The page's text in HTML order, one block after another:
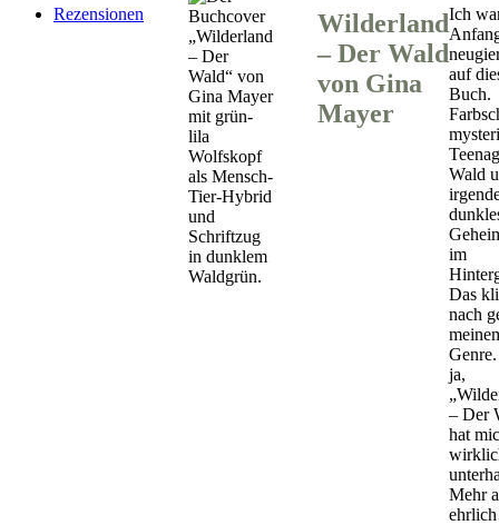
Rezensionen
Wilderland
– Der Wald
von Gina
Mayer
Ich
auf
Buch.
Wald
im
Das
nach
ja,
– Der
hat
Mehr